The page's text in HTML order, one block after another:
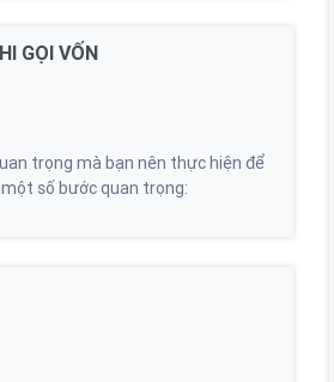
GỌI VỐN
trọng mà bạn nên thực hiện để
số bước quan trọng: